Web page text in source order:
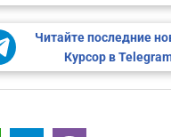
Читайте последние
Курсор в